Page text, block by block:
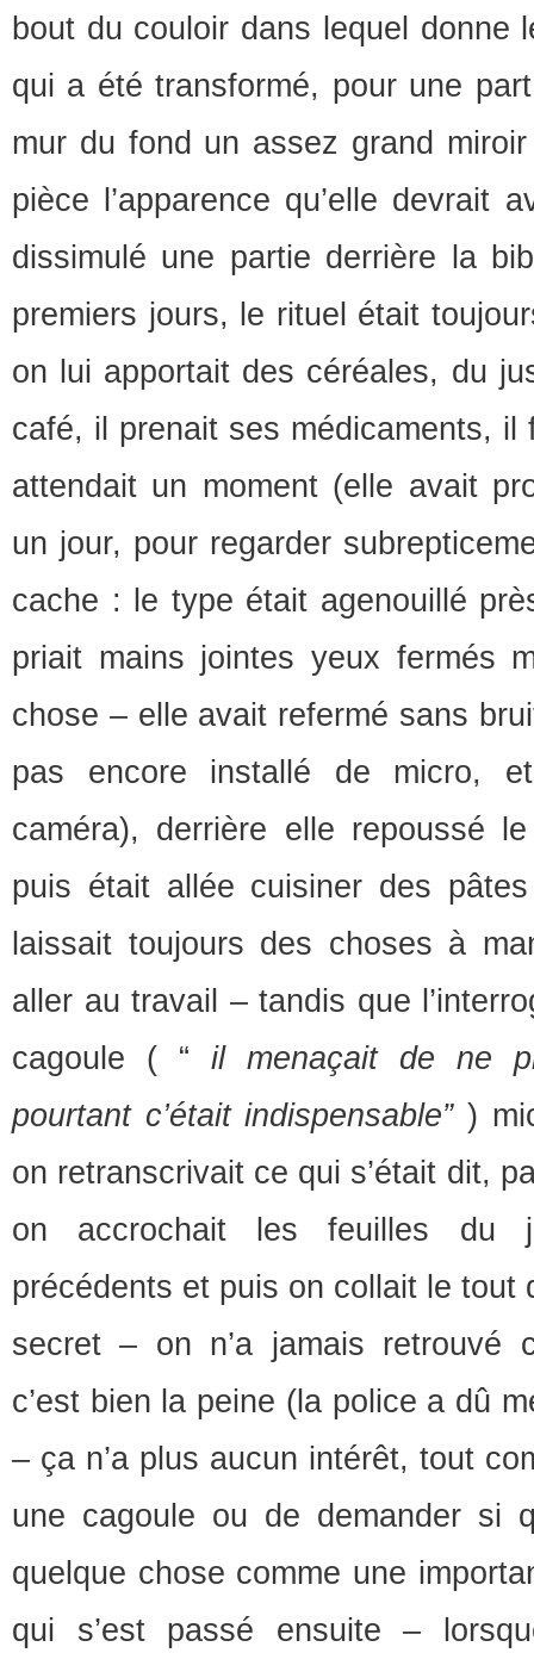
bout du couloir dans lequel donne
qui a été transformé, pour une
mur du fond un assez grand
pièce l’apparence qu’elle devrait
dissimulé une partie derrière la
premiers jours, le rituel était
on lui apportait des céréales, du
café, il prenait ses médicaments, il
attendait un moment (elle avait
un jour, pour regarder
cache : le type était agenouillé
priait mains jointes yeux fermés
chose – elle avait refermé sans
pas encore installé de micro,
caméra), derrière elle repoussé
puis était allée cuisiner des
laissait toujours des choses à
aller au travail – tandis que
cagoule ( “
il menaçait de ne
pourtant c’était indispensable”)
on retranscrivait ce qui s’était dit,
on accrochait les feuilles du
précédents et puis on collait le tout
secret – on n’a jamais retrouvé
c’est bien la peine (la police a dû
– ça n’a plus aucun intérêt, tout
une cagoule ou de demander si
quelque chose comme une
qui s’est passé ensuite –